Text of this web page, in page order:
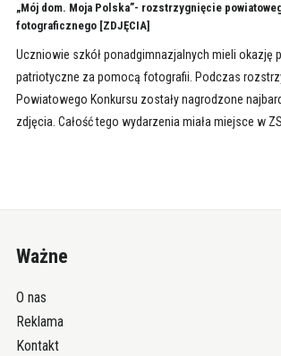
„Mój dom. Moja Polska”- rozstrzygnięcie
fotograficznego [ZDJĘCIA]
Uczniowie szkół ponadgimnazjalnych mieli okazję
patriotyczne za pomocą fotografii. Podczas
Powiatowego Konkursu zostały nagrodzone
zdjęcia. Całość tego wydarzenia miała miejsce w
Ważne
O nas
Reklama
Kontakt